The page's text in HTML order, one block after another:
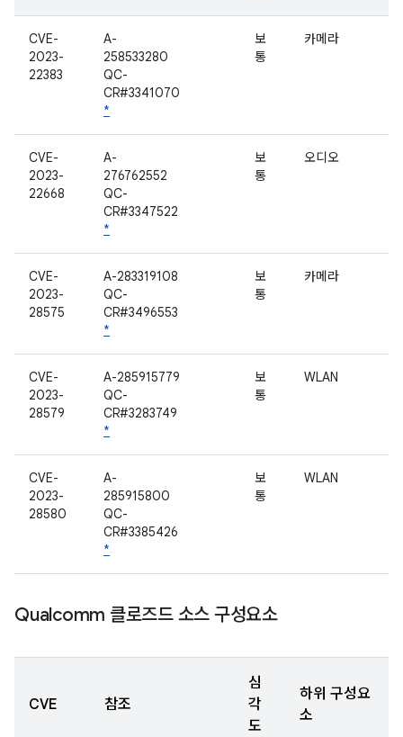
CVE-
2023-
22383
A-
258533280
QC-
CR#3341070
*
보
통
카메라
CVE-
2023-
22668
A-
276762552
QC-
CR#3347522
*
보
통
오디오
CVE-
2023-
28575
A-283319108
QC-
CR#3496553
*
보
통
카메라
CVE-
2023-
28579
A-285915779
QC-
CR#3283749
*
보
통
WLAN
CVE-
2023-
28580
A-
285915800
QC-
CR#3385426
*
보
통
WLAN
Qualcomm 클로즈드 소스 구성요소
CVE 참조
심
각
도
하위 구성요
소